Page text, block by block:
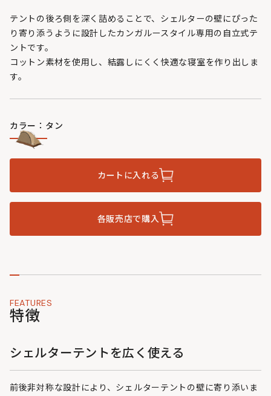
テントの後ろ側を深く詰めることで、シェルターの壁にぴった
り寄り添うように設計したカンガルースタイル専用の自立式テ
ントです。
コットン素材を使用し、結露しにくく快適な寝室を作り出しま
す。
カラー：タン
カートに入れる
各販売店で購入
FEATURES
特徴
シェルターテントを広く使える
前後非対称な設計により、シェルターテントの壁に寄り添いま